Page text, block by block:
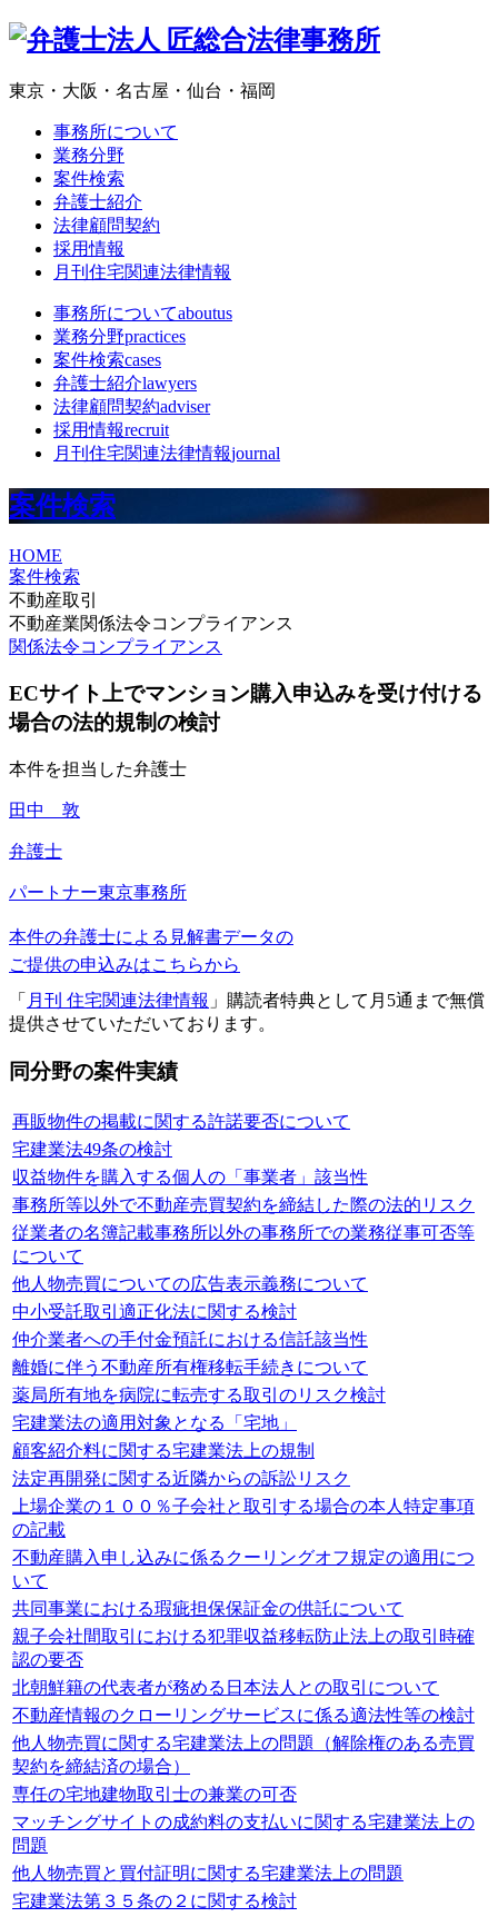
東京・大阪・名古屋・仙台・福岡
事務所について
業務分野
案件検索
弁護士紹介
法律顧問契約
採用情報
月刊住宅関連法律情報
事務所についてaboutus
業務分野practices
案件検索cases
弁護士紹介lawyers
法律顧問契約adviser
採用情報recruit
月刊住宅関連法律情報journal
案件検索
HOME
案件検索
不動産取引
不動産業関係法令コンプライアンス
関係法令コンプライアンス
ECサイト上でマンション購入申込みを受け付ける
場合の法的規制の検討
本件を担当した弁護士
田中 敦
弁護士
パートナー東京事務所
本件の弁護士による見解書データの
ご提供の申込みはこちらから
「 月刊 住宅関連法律情報 」購読者特典として月5通まで無償
提供させていただいております。
同分野の案件実績
再販物件の掲載に関する許諾要否について
宅建業法49条の検討
収益物件を購入する個人の「事業者」該当性
事務所等以外で不動産売買契約を締結した際の法的リスク
従業者の名簿記載事務所以外の事務所での業務従事可否等
について
他人物売買についての広告表示義務について
中小受託取引適正化法に関する検討
仲介業者への手付金預託における信託該当性
離婚に伴う不動産所有権移転手続きについて
薬局所有地を病院に転売する取引のリスク検討
宅建業法の適用対象となる「宅地」
顧客紹介料に関する宅建業法上の規制
法定再開発に関する近隣からの訴訟リスク
上場企業の１００％子会社と取引する場合の本人特定事項
の記載
不動産購入申し込みに係るクーリングオフ規定の適用につ
いて
共同事業における瑕疵担保保証金の供託について
親子会社間取引における犯罪収益移転防止法上の取引時確
認の要否
北朝鮮籍の代表者が務める日本法人との取引について
不動産情報のクローリングサービスに係る適法性等の検討
他人物売買に関する宅建業法上の問題（解除権のある売買
契約を締結済の場合）
専任の宅地建物取引士の兼業の可否
マッチングサイトの成約料の支払いに関する宅建業法上の
問題
他人物売買と買付証明に関する宅建業法上の問題
宅建業法第３５条の２に関する検討